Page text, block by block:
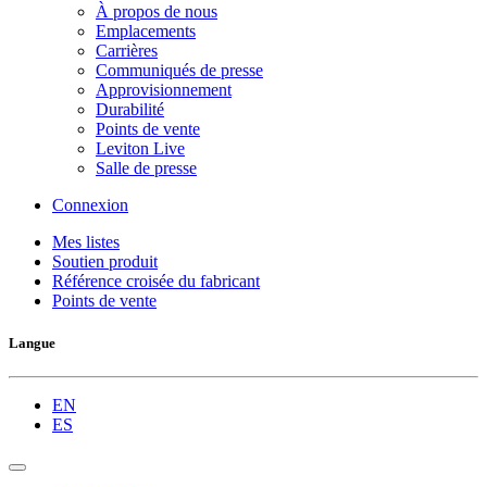
À propos de nous
Emplacements
Carrières
Communiqués de presse
Approvisionnement
Durabilité
Points de vente
Leviton Live
Salle de presse
Connexion
Mes listes
Soutien produit
Référence croisée du fabricant
Points de vente
Langue
EN
ES